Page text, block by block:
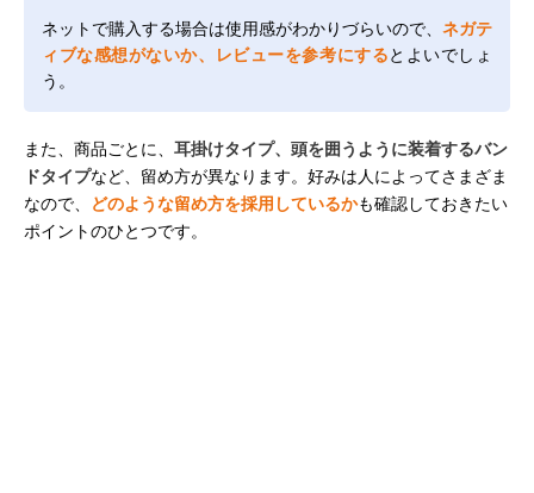
ネットで購入する場合は使用感がわかりづらいので、 ネガテ
ィブな感想がないか、レビューを参考にするとよいでしょ
う。
また、商品ごとに、 耳掛けタイプ、頭を囲うように装着するバン
ドタイプなど、留め方が異なります。好みは人によってさまざま
なので、
どのような留め方を採用しているかも確認しておきたい
ポイントのひとつです。